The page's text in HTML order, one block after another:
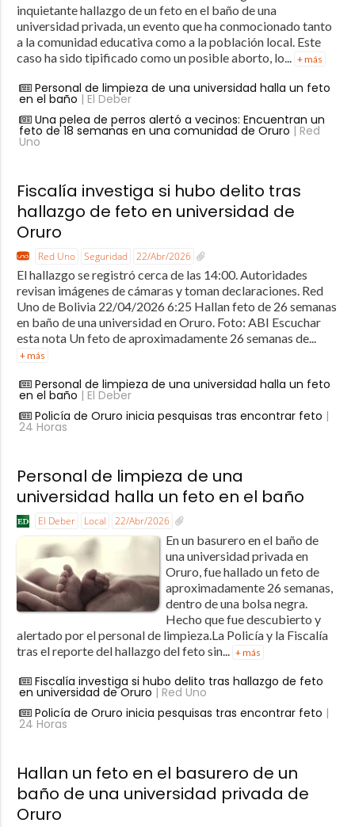
inquietante hallazgo de un feto en el baño de una
universidad privada, un evento que ha conmocionado tanto
a la comunidad educativa como a la población local. Este
caso ha sido tipificado como un posible aborto, lo...
+ más
Personal de limpieza de una universidad halla un feto
en el baño | El Deber
Una pelea de perros alertó a vecinos: Encuentran un
feto de 18 semanas en una comunidad de Oruro | Red
Uno
Fiscalía investiga si hubo delito tras
hallazgo de feto en universidad de
Oruro
Red Uno Seguridad 22/Abr/2026
El hallazgo se registró cerca de las 14:00. Autoridades
revisan imágenes de cámaras y toman declaraciones. Red
Uno de Bolivia 22/04/2026 6:25 Hallan feto de 26 semanas
en baño de una universidad en Oruro. Foto: ABI Escuchar
esta nota Un feto de aproximadamente 26 semanas de...
+ más
Personal de limpieza de una universidad halla un feto
en el baño | El Deber
Policía de Oruro inicia pesquisas tras encontrar feto |
24 Horas
Personal de limpieza de una
universidad halla un feto en el baño
El Deber Local 22/Abr/2026
En un basurero en el baño de
una universidad privada en
Oruro, fue hallado un feto de
aproximadamente 26 semanas,
dentro de una bolsa negra.
Hecho que fue descubierto y
alertado por el personal de limpieza.La Policía y la Fiscalía
tras el reporte del hallazgo del feto sin... + más
Fiscalía investiga si hubo delito tras hallazgo de feto
en universidad de Oruro | Red Uno
Policía de Oruro inicia pesquisas tras encontrar feto |
24 Horas
Hallan un feto en el basurero de un
baño de una universidad privada de
Oruro